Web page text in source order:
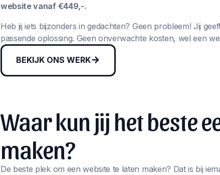
website vanaf €449,-.
Heb jij iets bijzonders in gedachten? Geen probleem! Jij
passende oplossing. Geen onverwachte kosten, wel een
BEKIJK ONS WERK
Waar kun jij het beste
maken?
De beste plek om een website te laten maken? Dat is bij